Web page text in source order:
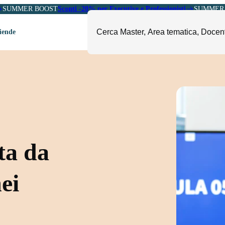
SUMMER BOOSTSconti -20% per Executive e Professionisti
e Pharma
Amministrazione
Food, Beverage e Turismo
da